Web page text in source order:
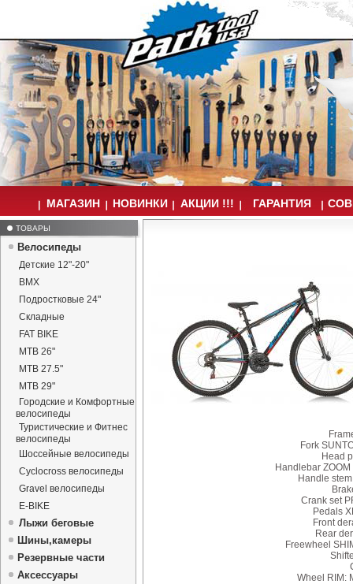
МАГАЗИН НОВИНКИ АКЦИИ !!! ГАРАНТИЯ
ТОВАРЫ
Велосипеды
Детские 12"-20"
BMX
Подростковые 24"
Складные
FAT BIKE
MTB 26"
MTB 27.5"
MTB 29"
Городские и Комфортные
велосипеды
Туристические и Фитнес
велосипеды
Шоссейные велосипеды
Cyclocross велосипеды
Gravel велосипеды
E-BIKE
Лыжи беговые
Шины,камеры
Резервные части
Аксессуары
Fork
Head
Handlebar
Handle
Crank set
Pedals
Front
Rear
Freewheel
Wheel RIM: